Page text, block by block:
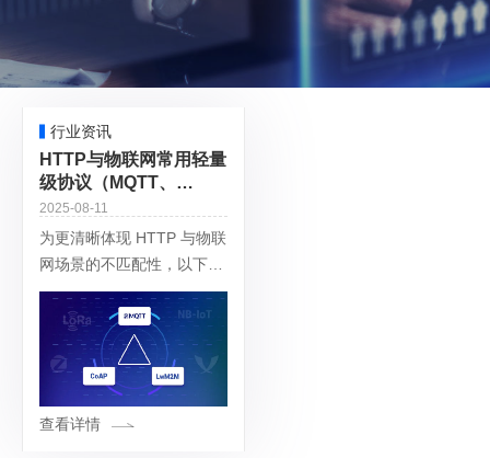
行业资讯
HTTP与物联网常用轻量
级协议（MQTT、
CoAP、LwM2M）的对
比分析
2025-08-11
为更清晰体现 HTTP 与物联
网场景的不匹配性，以下将
其与物联网常用的轻量级协
议（MQTT、CoAP、
LwM2M）从核心特性、适
配场景等维度进行对比：对
比维度H
查看详情